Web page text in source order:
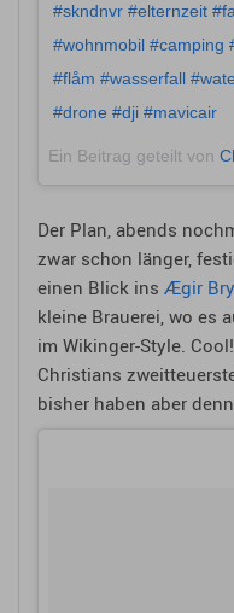
#skndnvr #elternzeit
#wohnmobil #camping
#flåm #wasserfall
#drone #dji #mavicair
Ein Beitrag geteilt von
Der Plan, abends
zwar schon länger,
einen Blick ins Ægir
kleine Brauerei, wo es
im Wikinger-Style.
Christians
bisher haben aber